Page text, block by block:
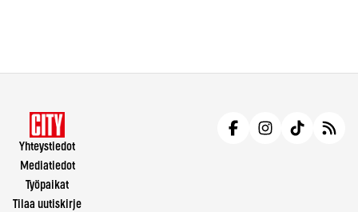
Yhteystiedot
Mediatiedot
Työpaikat
Tilaa uutiskirje